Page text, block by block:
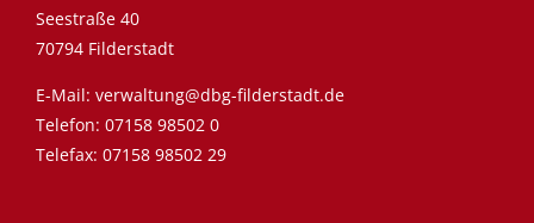
Seestraße 40
70794 Filderstadt
E-Mail: verwaltung@dbg-filderstadt.de
Telefon: 07158 98502 0
Telefax: 07158 98502 29